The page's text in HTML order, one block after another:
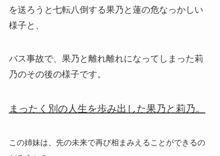
を送ろうと七転八倒する果乃と蓮の危なっかしい
様子と、
バス事故で、果乃と離れ離れになってしまった莉
乃のその後の様子です。
まったく別の人生を歩み出した果乃と莉乃。
この姉妹は、先の未来で再び相まみえることができるの